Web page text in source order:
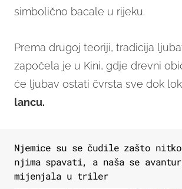
simbolično bacale u rijeku.
Prema drugoj teoriji, tradicija
započela je u Kini, gdje drevni
će ljubav ostati čvrsta sve dok
lancu.
Njemice su se čudile zašto
njima spavati, a naša se
mijenjala u triler